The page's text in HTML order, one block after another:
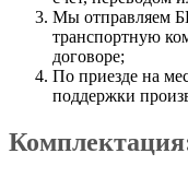
Мы отправляем
транспортную
договоре;
По приезде на
поддержки